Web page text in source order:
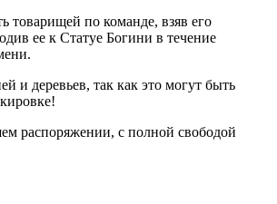
товарищей по команде, взяв его
ее к Статуе Богини в течение
и деревьев, так как это могут быть
распоряжении, с полной свободой